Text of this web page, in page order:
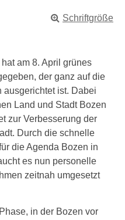
Schriftgröße
am 8. April grünes
der ganz auf die
ausgerichtet ist. Dabei
Land und Stadt Bozen
zur Verbesserung der
Durch die schnelle
die Agenda Bozen in
es nun personelle
zeitnah umgesetzt
in der Bozen vor